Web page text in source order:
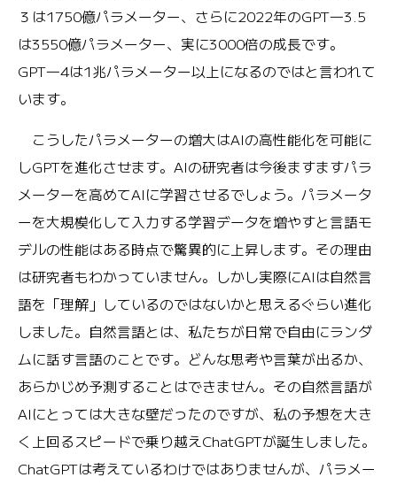
３は1750億パラメーター、さらに2022年のGPT―3.5
は3550億パラメーター、実に3000倍の成長です。
GPT―4は1兆パラメーター以上になるのではと言われて
います。
こうしたパラメーターの増大はAIの高性能化を可能に
しGPTを進化させます。AIの研究者は今後ますますパラ
メーターを高めてAIに学習させるでしょう。パラメータ
ーを大規模化して入力する学習データを増やすと言語モ
デルの性能はある時点で驚異的に上昇します。その理由
は研究者もわかっていません。しかし実際にAIは自然言
語を「理解」しているのではないかと思えるぐらい進化
しました。自然言語とは、私たちが日常で自由にランダ
ムに話す言語のことです。どんな思考や言葉が出るか、
あらかじめ予測することはできません。その自然言語が
AIにとっては大きな壁だったのですが、私の予想を大き
く上回るスピードで乗り越えChatGPTが誕生しました。
ChatGPTは考えているわけではありませんが、パラメー